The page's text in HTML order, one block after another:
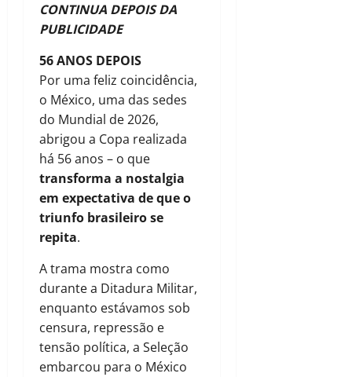
CONTINUA DEPOIS DA
PUBLICIDADE
56 ANOS DEPOIS
Por uma feliz coincidência,
o México, uma das sedes
do Mundial de 2026,
abrigou a Copa realizada
há 56 anos – o que
transforma a nostalgia
em expectativa de que o
triunfo brasileiro se
repita.
A trama mostra como
durante a Ditadura Militar,
enquanto estávamos sob
censura, repressão e
tensão política, a Seleção
embarcou para o México